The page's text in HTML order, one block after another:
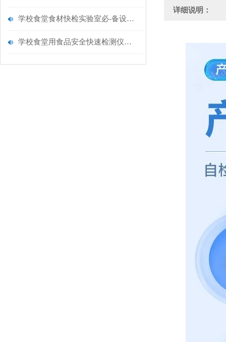
学校食堂食材快检实验室必-备设备清单【云唐仪器推荐】
学校食堂用食品安全快速检测仪器【行业推荐】云唐食品安全检测仪
详细说明：